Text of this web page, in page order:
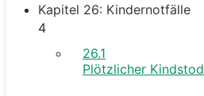
Kapitel 26: Kindernotfälle
4
26.1
Plötzlicher Kindstod